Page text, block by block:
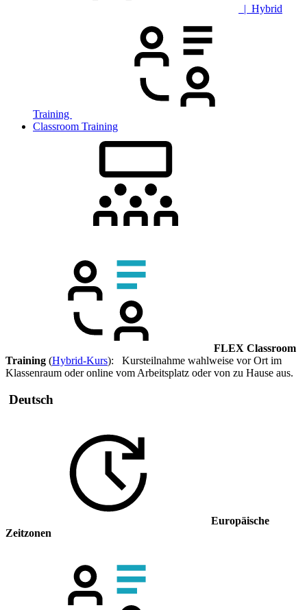
| Hybrid
Training
Classroom Training
FLEX Classroom
Training (Hybrid-Kurs): Kursteilnahme wahlweise vor Ort im
Klassenraum oder online vom Arbeitsplatz oder von zu Hause aus.
Deutsch
Europäische
Zeitzonen